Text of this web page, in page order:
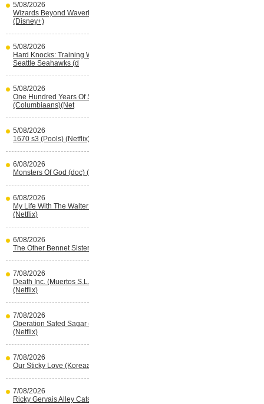
5/08/2026
Wizards Beyond Waverly Place s3
(Disney+)
5/08/2026
Hard Knocks: Training With The
Seattle Seahawks (d
5/08/2026
One Hundred Years Of Solitude s2
(Columbiaans)(Net
5/08/2026
1670 s3 (Pools) (Netflix)
6/08/2026
Monsters Of God (doc) (HBO Max)
6/08/2026
My Life With The Walter Boys s3
(Netflix)
6/08/2026
The Other Bennet Sister (HBO Max)
7/08/2026
Death Inc. (Muertos S.L.) s4 (Spaans)
(Netflix)
7/08/2026
Operation Safed Sagar (Indisch)
(Netflix)
7/08/2026
Our Sticky Love (Koreaans) (Netflix)
7/08/2026
Ricky Gervais Alley Cats (Netflix)